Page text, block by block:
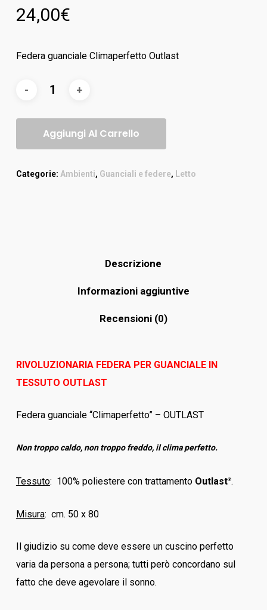
24,00€
Federa guanciale Climaperfetto Outlast
Aggiungi Al Carrello
Categorie: Ambienti, Guanciali e federe, Letto
Descrizione
Informazioni aggiuntive
Recensioni (0)
RIVOLUZIONARIA FEDERA PER GUANCIALE IN
TESSUTO OUTLAST
Federa guanciale “Climaperfetto” – OUTLAST
Non troppo caldo, non troppo freddo, il clima perfetto.
Tessuto: 100% poliestere con trattamento Outlast®.
Misura: cm. 50 x 80
Il giudizio su come deve essere un cuscino perfetto
varia da persona a persona; tutti però concordano sul
fatto che deve agevolare il sonno.